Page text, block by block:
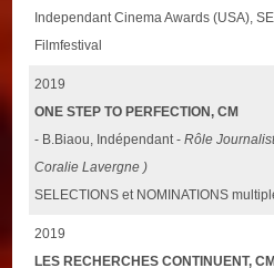
Independant Cinema Awards (USA),
Filmfestival
2019
ONE STEP TO PERFECTION, CM
- B.Biaou, Indépendant -Rôle
Coralie Lavergne )
SELECTIONS et NOMINATIONS
2019
LES RECHERCHES CONTINUENT, CM